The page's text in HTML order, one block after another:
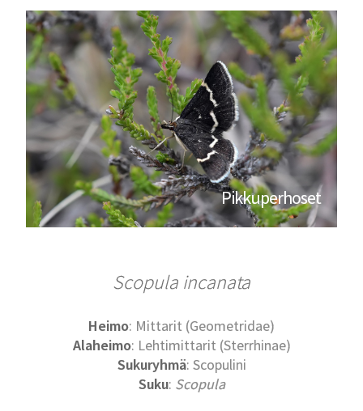
Pikkuperhoset
Scopula incanata
Heimo: Mittarit (Geometridae)
Alaheimo: Lehtimittarit (Sterrhinae)
Sukuryhmä: Scopulini
Suku: Scopula